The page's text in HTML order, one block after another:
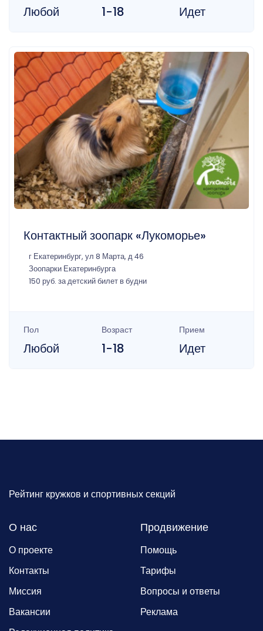
Любой 1-18 Идет
Контактный зоопарк «Лукоморье»
г Екатеринбург, ул 8 Марта, д 46
Зоопарки Екатеринбурга
150 руб. за детский билет в будни
Пол
Любой
Возраст
1-18
Прием
Идет
Рейтинг кружков и спортивных секций
О нас
О проекте
Контакты
Миссия
Вакансии
Продвижение
Помощь
Тарифы
Вопросы и ответы
Реклама